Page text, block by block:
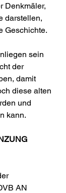
Denkmäler,
darstellen,
Geschichte.
sein
der
damit
diese alten
und
kann.
AN